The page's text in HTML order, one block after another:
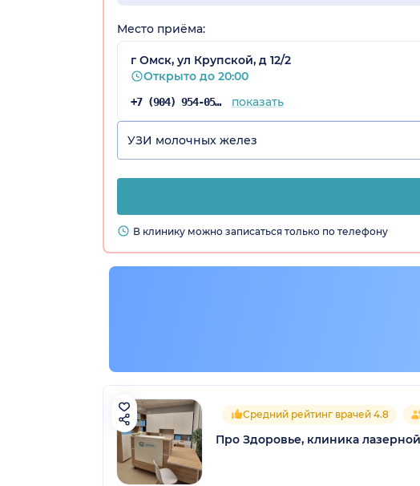
Место приёма:
г Омск, ул Крупской, д 12/2
Открыто до 20:00
+7 (904) 954-05-67 показать
УЗИ молочных желез
В клинику можно записаться только по телефону
Средний рейтинг врачей 4.8
Про Здоровье, клиника